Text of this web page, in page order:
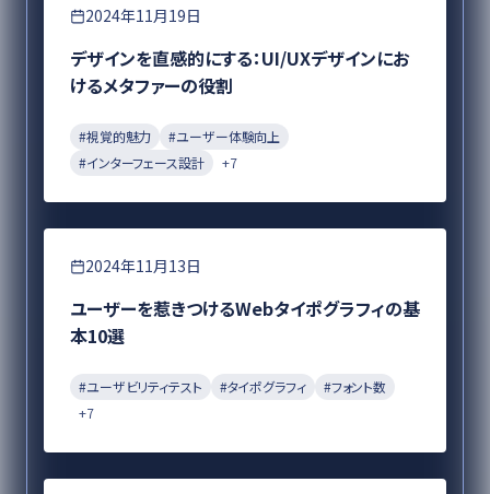
デザイン
2024年11月19日
デザインを直感的にする：UI/UXデザインにお
けるメタファーの役割
#視覚的魅力 #ユーザー体験向上
#インターフェース設計 +7
デザイン
2024年11月13日
ユーザーを惹きつけるWebタイポグラフィの基
本10選
#ユーザビリティテスト #タイポグラフィ #フォント数
+7